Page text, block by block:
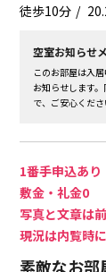
徒歩10分
空室お知らせ
このお部屋は入
お知らせします
で、ご安心くださ
1番手申込あり
敷金・礼金0
写真と文章は
現況は内覧時
素敵なお部